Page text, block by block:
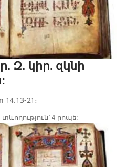
Զ. կիր. զկնի
14.13-21։
4 րոպե: